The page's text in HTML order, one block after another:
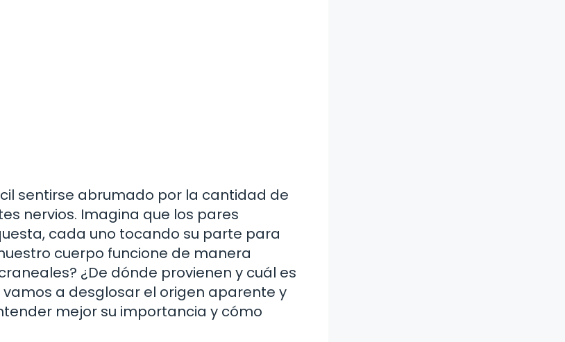
sentirse abrumado por la cantidad de
nervios. Imagina que los pares
cada uno tocando su parte para
cuerpo funcione de manera
¿De dónde provienen y cuál es
a desglosar el origen aparente y
mejor su importancia y cómo